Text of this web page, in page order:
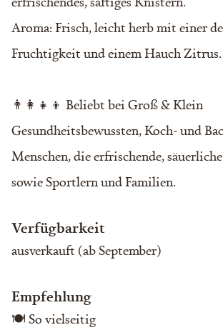
Aroma: Frisch, leicht herb mit einer
Fruchtigkeit und einem Hauch Zitrus.
👨‍👩‍👧‍👦 Beliebt bei Groß & Klein
Gesundheitsbewussten, Koch- und
Menschen, die erfrischende,
sowie Sportlern und Familien.
Verfügbarkeit
ausverkauft (ab September)
Empfehlung
🍽️ So vielseitig